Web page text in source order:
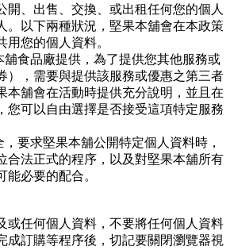
開、出售、交換、或出租任何您的個人
。以下兩種狀況，堅果本舖會在本政策
用您的個人資料。
舖食品廠提供，為了提供您其他服務或
），需要與提供該服務或優惠之第三者
本舖會在活動時提供充分說明，並且在
您可以自由選擇是否接受這項特定服務
要求堅果本舖公開特定個人資料時，
合法正式的程序，以及對堅果本舖所有
必要的配合。
或任何個人資料，不要將任何個人資料
成訂購等程序後，切記要關閉瀏覽器視